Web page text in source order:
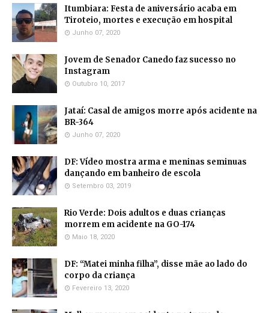
Itumbiara: Festa de aniversário acaba em
Tiroteio, mortes e execução em hospital
Junho 07, 2020
Jovem de Senador Canedo faz sucesso no
Instagram
Outubro 10, 2017
Jataí: Casal de amigos morre após acidente na
BR-364
Junho 07, 2020
DF: Vídeo mostra arma e meninas seminuas
dançando em banheiro de escola
Setembro 03, 2019
Rio Verde: Dois adultos e duas crianças
morrem em acidente na GO-174
Maio 18, 2020
DF: “Matei minha filha”, disse mãe ao lado do
corpo da criança
Fevereiro 13, 2020